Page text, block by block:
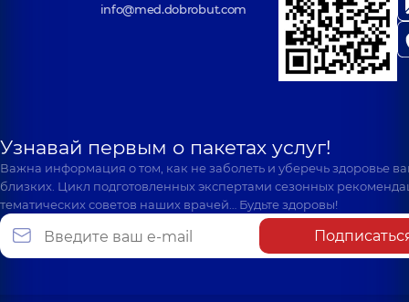
info@med.dobrobut.com
Узнавай первым о пакетах услуг!
Важна информация о том, как не заболеть и уберечь здоровье
близких. Цикл подготовленных экспертами сезонных
тематических советов наших врачей… Будьте здоровы!